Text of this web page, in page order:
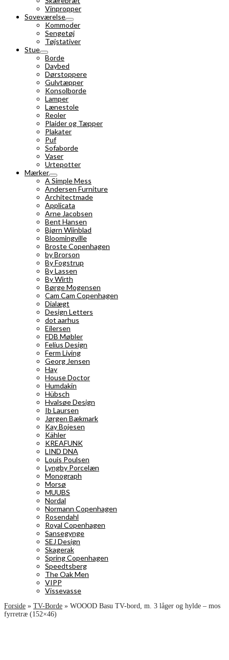
Vinpropper
Soveværelse
Kommoder
Sengetøj
Tøjstativer
Stue
Borde
Daybed
Dørstoppere
Gulvtæpper
Konsolborde
Lamper
Lænestole
Reoler
Plaider og Tæpper
Plakater
Puf
Sofaborde
Vaser
Urtepotter
Mærker
A Simple Mess
Andersen Furniture
Architectmade
Applicata
Arne Jacobsen
Bent Hansen
Bjørn Wiinblad
Bloomingville
Broste Copenhagen
by Brorson
By Fogstrup
By Lassen
By Wirth
Børge Mogensen
Cam Cam Copenhagen
Dialægt
Design Letters
dot aarhus
Eilersen
FDB Møbler
Felius Design
Ferm Living
Georg Jensen
Hay
House Doctor
Humdakin
Hübsch
Hvalsøe Design
Ib Laursen
Jørgen Bækmark
Kay Bojesen
Kähler
KREAFUNK
LIND DNA
Louis Poulsen
Lyngby Porcelæn
Monograph
Morsø
MUUBS
Nordal
Normann Copenhagen
Rosendahl
Royal Copenhagen
Sansegynge
SEJ Design
Skagerak
Spring Copenhagen
Speedtsberg
The Oak Men
VIPP
Vissevasse
Forside » TV-Borde » WOOOD Basu TV-bord, m. 3 låger og hylde – mos
fyrretræ (152×46)